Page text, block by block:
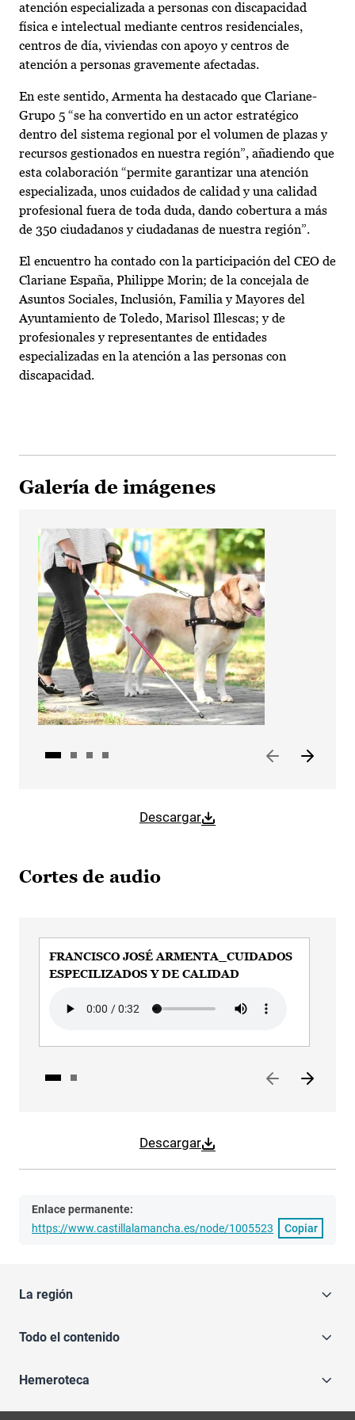
atención especializada a personas con discapacidad
física e intelectual mediante centros residenciales,
centros de día, viviendas con apoyo y centros de
atención a personas gravemente afectadas.
En este sentido, Armenta ha destacado que Clariane-
Grupo 5 “se ha convertido en un actor estratégico
dentro del sistema regional por el volumen de plazas y
recursos gestionados en nuestra región”, añadiendo que
esta colaboración “permite garantizar una atención
especializada, unos cuidados de calidad y una calidad
profesional fuera de toda duda, dando cobertura a más
de 350 ciudadanos y ciudadanas de nuestra región”.
El encuentro ha contado con la participación del CEO de
Clariane España, Philippe Morin; de la concejala de
Asuntos Sociales, Inclusión, Familia y Mayores del
Ayuntamiento de Toledo, Marisol Illescas; y de
profesionales y representantes de entidades
especializadas en la atención a las personas con
discapacidad.
Galería de imágenes
Descargar
Cortes de audio
Descargar
FRANCISCO JOSÉ ARMENTA_CUIDADOS
ESPECILIZADOS Y DE CALIDAD
Enlace permanente:
https://www.castillalamancha.es/node/1005523
Copiar
La región
Todo el contenido
Hemeroteca